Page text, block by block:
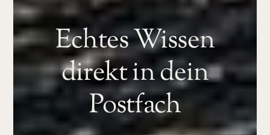
Echtes Wissen
direkt in dein
Postfach